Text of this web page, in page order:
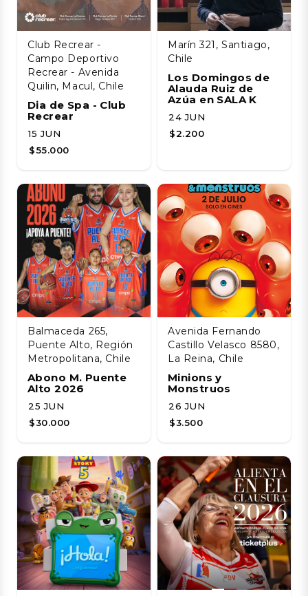
Club Recrear -
Campo Deportivo
Recrear - Avenida
Quilin, Macul, Chile
Dia de Spa - Club
Recrear
15 JUN
$55.000
Marín 321, Santiago,
Chile
Los Domingos de
Alauda Ruiz de
Azúa en SALA K
24 JUN
$2.200
Balmaceda 265,
Puente Alto, Región
Metropolitana, Chile
Abono M. Puente
Alto 2026
25 JUN
$30.000
Avenida Fernando
Castillo Velasco 8580,
La Reina, Chile
Minions y
Monstruos
26 JUN
$3.500